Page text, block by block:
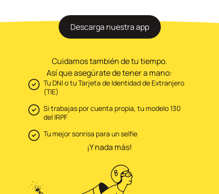
Descarga nuestra app
Cuidamos también de tu tiempo.
Así que asegúrate de tener a mano:
Tu DNI o tu Tarjeta de Identidad de Extranjero
(TIE)
Si trabajas por cuenta propia, tu modelo 130
del IRPF
Tu mejor sonrisa para un selfie
¡Y nada más!